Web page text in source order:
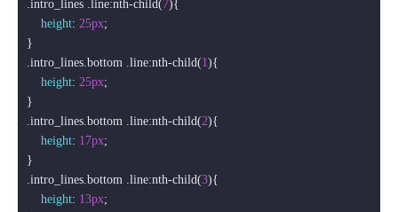
.intro_lines .line:nth-child(7){
height: 25px;
.intro_lines.bottom .line:nth-child(1){
height: 25px;
.intro_lines.bottom .line:nth-child(2){
height: 17px;
.intro_lines.bottom .line:nth-child(3){
height: 13px;